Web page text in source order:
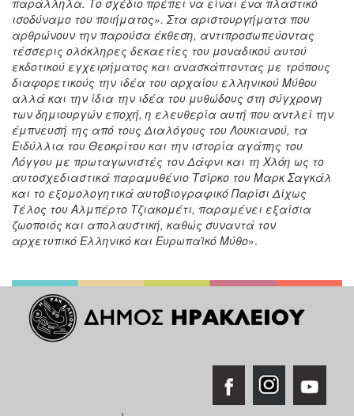
ισοδύναμο του ποιήματος». Στα αριστουργήματα που
αρθρώνουν την παρούσα έκθεση, αντιπροσωπεύοντας
τέσσερις ολόκληρες δεκαετίες του μοναδικού αυτού
εκδοτικού εγχειρήματος και ανασκάπτοντας με τρόπους
διαφορετικούς την ιδέα του αρχαίου ελληνικού Μύθου
αλλά και την ίδια την ιδέα του μυθώδους στη σύγχρονη
των δημιουργών εποχή, η ελευθερία αυτή που αντλεί την
έμπνευσή της από τους Διαλόγους του Λουκιανού, τα
Ειδύλλια του Θεοκρίτου και την ιστορία αγάπης του
Λόγγου με πρωταγωνιστές τον Δάφνι και τη Χλόη ως το
αυτοσχεδιαστικά παραμυθένιο Τσίρκο του Μαρκ Σαγκάλ
και το εξομολογητικά αυτοβιογραφικό Παρίσι Δίχως
Τέλος του Αλμπέρτο Τζιακομέτι, παραμένει εξαίσια
ζωοποιός και απολαυστική, καθώς συναντά τον
αρχετυπικό Ελληνικό και Ευρωπαϊκό Μύθο».